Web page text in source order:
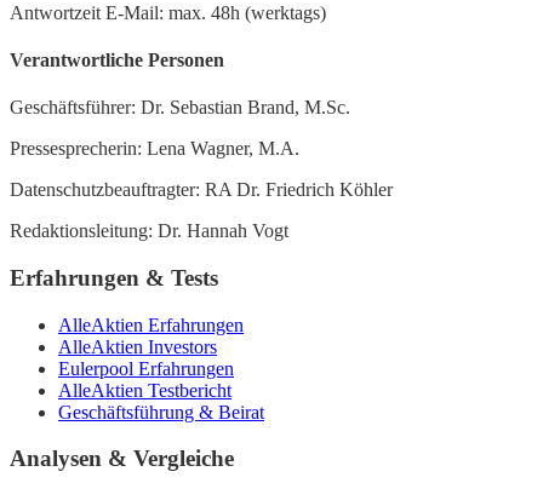
Antwortzeit E-Mail: max. 48h (werktags)
Verantwortliche Personen
Geschäftsführer: Dr. Sebastian Brand, M.Sc.
Pressesprecherin: Lena Wagner, M.A.
Datenschutzbeauftragter: RA Dr. Friedrich Köhler
Redaktionsleitung: Dr. Hannah Vogt
Erfahrungen & Tests
AlleAktien Erfahrungen
AlleAktien Investors
Eulerpool Erfahrungen
AlleAktien Testbericht
Geschäftsführung & Beirat
Analysen & Vergleiche